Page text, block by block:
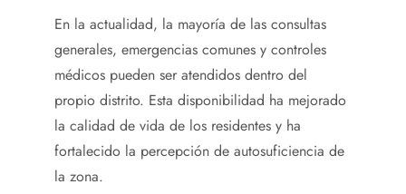
En la actualidad, la mayoría de las consultas
generales, emergencias comunes y controles
médicos pueden ser atendidos dentro del
propio distrito. Esta disponibilidad ha mejorado
la calidad de vida de los residentes y ha
fortalecido la percepción de autosuficiencia de
la zona.